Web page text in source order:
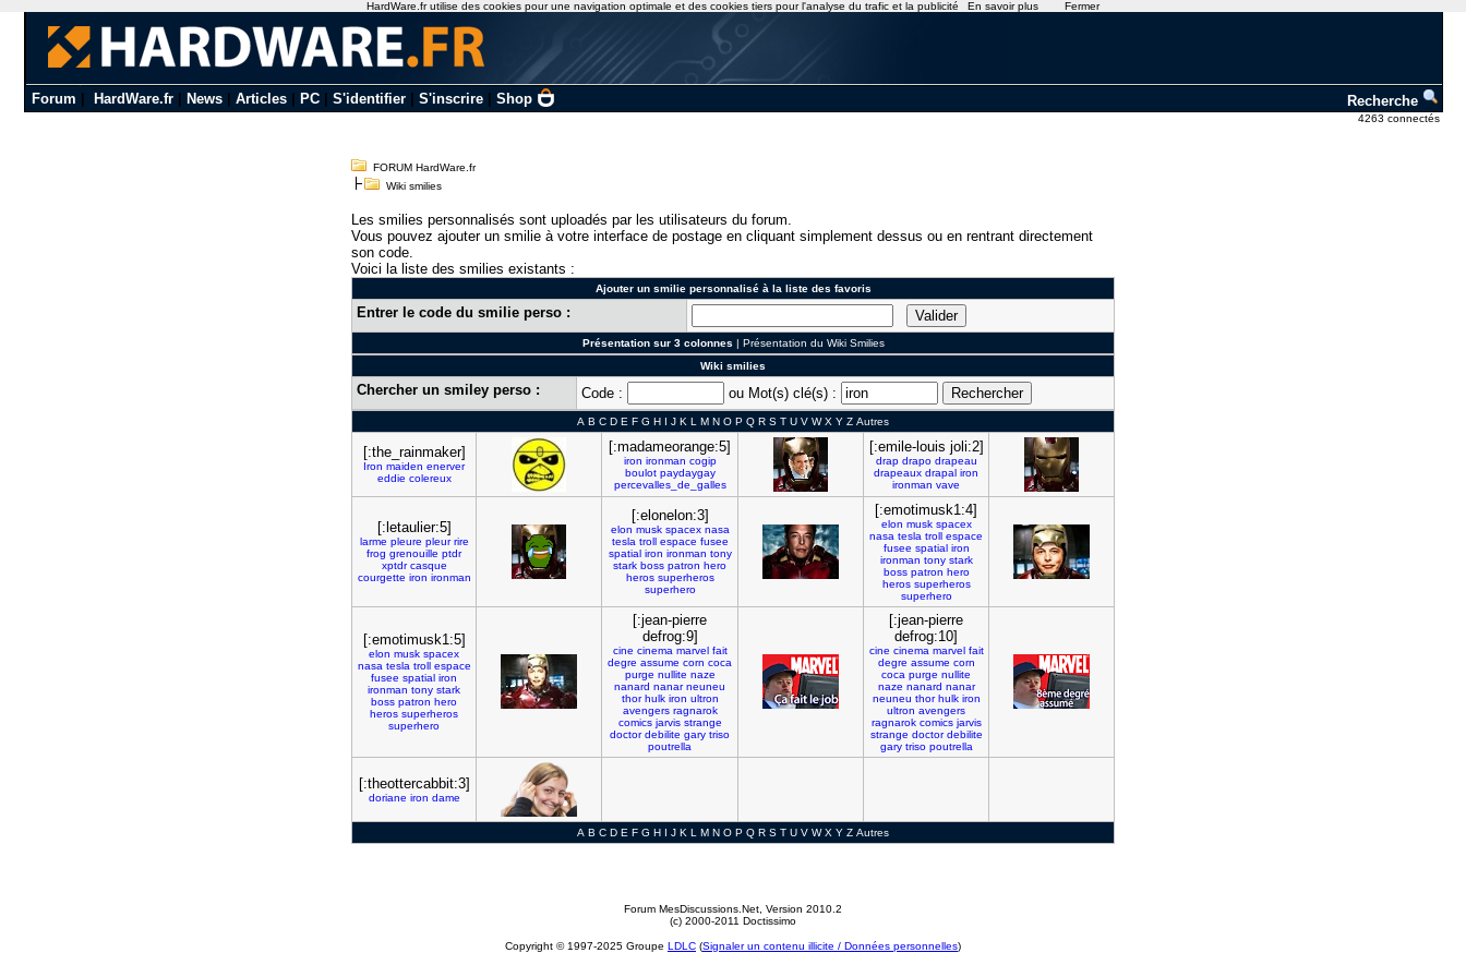
Forum HardWare.fr| News| Articles| PC| S'identifier| S'inscrire| Shop Recherche
4263 connectés
FORUM HardWare.fr
Wiki smilies
Les smilies personnalisés sont uploadés par les utilisateurs du forum.
Vous pouvez ajouter un smilie à votre interface de postage en cliquant simplement dessus ou en rentrant directement
son code.
Voici la liste des smilies existants :
Ajouter un smilie personnalisé à la liste des favoris
Entrer le code du smilie perso :
Présentation sur 3 colonnes | Présentation du Wiki Smilies
Wiki smilies
Chercher un smiley perso : Code : ou Mot(s) clé(s) :
A B C D E F G H I J K L M N O P Q R S T U V W X Y Z Autres
[:the_rainmaker]
Iron maiden enerver
eddie colereux
[:madameorange:5]
iron ironman cogip
boulot paydaygay
percevalles_de_galles
[:emile-louis joli:2]
drap drapo drapeau
drapeaux drapal iron
ironman vave
[:letaulier:5]
larme pleure pleur rire
frog grenouille ptdr
xptdr casque
courgette iron ironman
[:elonelon:3]
elon musk spacex nasa
tesla troll espace fusee
spatial iron ironman tony
stark boss patron hero
heros superheros
superhero
[:emotimusk1:4]
elon musk spacex
nasa tesla troll espace
fusee spatial iron
ironman tony stark
boss patron hero
heros superheros
superhero
[:emotimusk1:5]
elon musk spacex
nasa tesla troll espace
fusee spatial iron
ironman tony stark
boss patron hero
heros superheros
superhero
[:jean-pierre
defrog:9]
cine cinema marvel fait
degre assume corn coca
purge nullite naze
nanard nanar neuneu
thor hulk iron ultron
avengers ragnarok
comics jarvis strange
doctor debilite gary triso
poutrella
[:jean-pierre
defrog:10]
cine cinema marvel fait
degre assume corn
coca purge nullite
naze nanard nanar
neuneu thor hulk iron
ultron avengers
ragnarok comics jarvis
strange doctor debilite
gary triso poutrella
[:theottercabbit:3]
doriane iron dame
A B C D E F G H I J K L M N O P Q R S T U V W X Y Z Autres
Forum MesDiscussions.Net , Version 2010.2
(c) 2000-2011 Doctissimo
Copyright © 1997-2025 Groupe LDLC (Signaler un contenu illicite / Données personnelles)
HardWare.fr utilise des cookies pour une navigation optimale et des cookies tiers pour l'analyse du trafic et la publicité En savoir plus Fermer